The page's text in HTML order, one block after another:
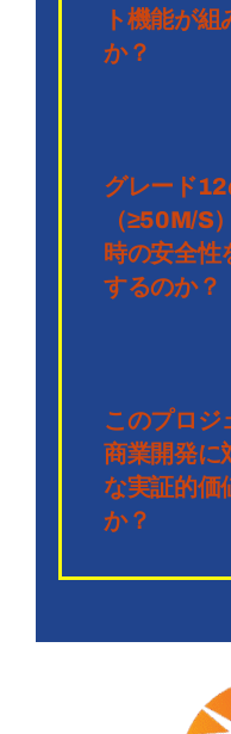
ト機能が
か？
グレード
（≥50M/S
時の安全性
するのか？
このプロジ
商業開発に
な実証的価
か？